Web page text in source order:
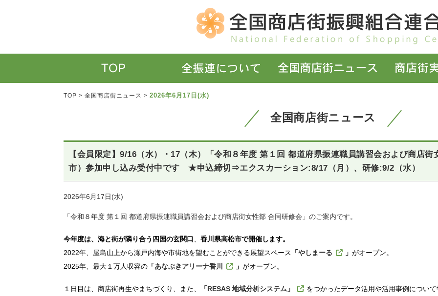
TOP > 全国商店街ニュース > 2026年6月17日(水)
全国商店街ニュース
【会員限定】9/16（水）・17（木）「令和８年度 第１回 都道府県振連職員講習会および商店
市）参加申し込み受付中です ★申込締切⇒エクスカーション:8/17（月）、研修:9/2（水）
2026年6月17日(水)
「令和８年度 第１回 都道府県振連職員講習会および商店街女性部 合同研修会」のご案内です。
今年度は、海と街が隣り合う四国の玄関口
香川県高松市で開催します。
2022年、屋島山上から瀬戸内海や市街地を望むことができる展望スペース
「やしまーる 」 がオープン。
2025年、最大１万人収容の 「あなぶきアリーナ香川 」 がオープン。
１日目は、商店街再生やまちづくり、また、 「RESAS 地域分析システム」
をつかったデータ活用や活用事例につい